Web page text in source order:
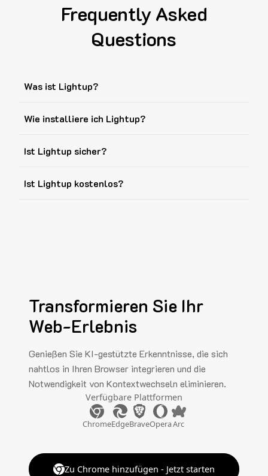
Frequently Asked
Questions
Was ist Lightup?
Wie installiere ich Lightup?
Ist Lightup sicher?
Ist Lightup kostenlos?
Transformieren Sie Ihr
Web-Erlebnis
Genießen Sie KI-gestützte Erkenntnisse, die sich
nahtlos in Ihren Browser integrieren und die
Notwendigkeit von Kontextwechseln eliminieren.
Verfügbare Plattformen
ChromeEdgeBraveOperaArc
Zu Chrome hinzufügen - Jetzt starten